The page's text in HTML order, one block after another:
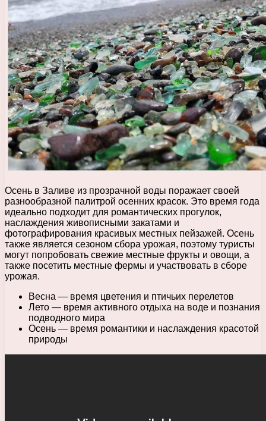
Осень в Заливе из прозрачной воды поражает своей
разнообразной палитрой осенних красок. Это время года
идеально подходит для романтических прогулок,
наслаждения живописными закатами и
фотографирования красивых местных пейзажей. Осень
также является сезоном сбора урожая, поэтому туристы
могут попробовать свежие местные фрукты и овощи, а
также посетить местные фермы и участвовать в сборе
урожая.
Весна — время цветения и птичьих перелетов
Лето — время активного отдыха на воде и познания
подводного мира
Осень — время романтики и наслаждения красотой
природы